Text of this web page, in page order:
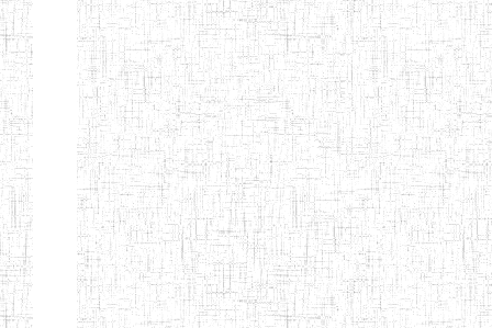
Denomination Création Type
ENIEG DE
MBALMAYO
01/08/2000 ENIEG
ENIEG DE
YOKADOUMA
11/07/2012 ENIEG